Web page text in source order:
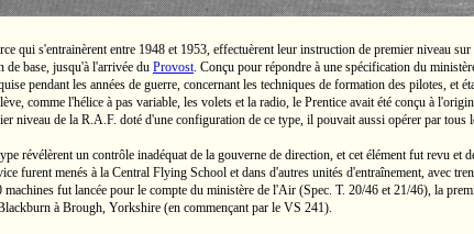
qui s'entrainèrent entre 1948 et 1953, effectuèrent leur instruction de premier niveau
de base, jusqu'à l'arrivée du Provost. Conçu pour répondre à une spécification du
pendant les années de guerre, concernant les techniques de formation des pilotes,
comme l'hélice à pas variable, les volets et la radio, le Prentice avait été conçu à
niveau de la R.A.F. doté d'une configuration de ce type, il pouvait aussi opérer par
révélèrent un contrôle inadéquat de la gouverne de direction, et cet élément fut revu
furent menés à la Central Flying School et dans d'autres unités d'entraînement, avec
fut lancée pour le compte du ministère de l'Air (Spec. T. 20/46 et 21/46), la
à Brough, Yorkshire (en commençant par le VS 241).